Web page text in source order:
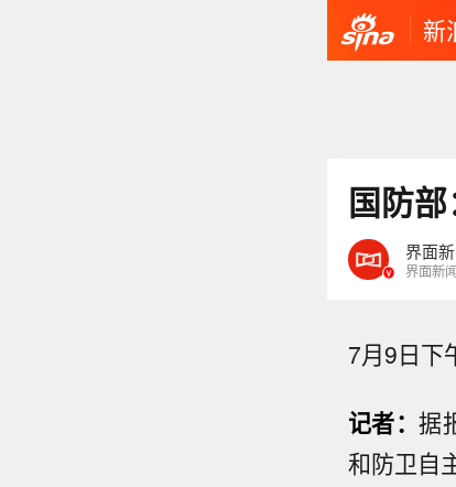
新
国防
界面
界面新
7月9日下
记者：据
和防卫自